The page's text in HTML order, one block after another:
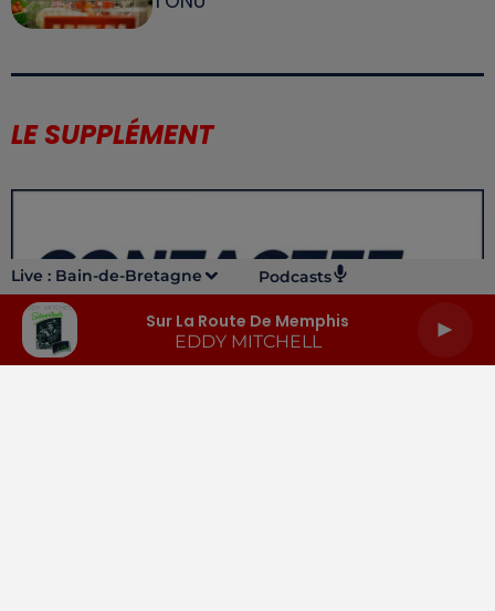
Live : Bain-de-Bretagne Podcasts
Sur La Route De Memphis
EDDY MITCHELL
LE SUPPLÉMENT